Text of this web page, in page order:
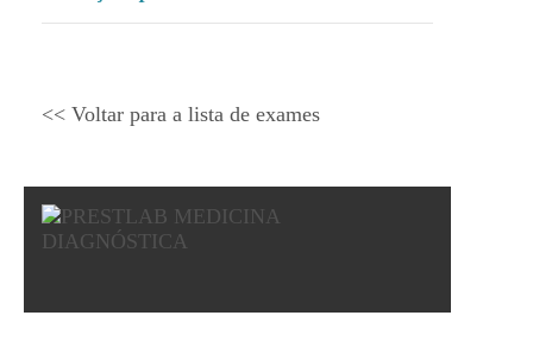
<< Voltar para a lista de exames